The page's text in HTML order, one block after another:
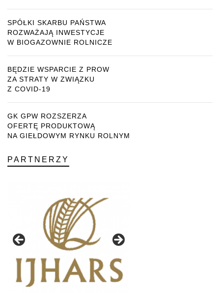
SPÓŁKI SKARBU PAŃSTWA
ROZWAŻAJĄ INWESTYCJE
W BIOGAZOWNIE ROLNICZE
BĘDZIE WSPARCIE Z PROW
ZA STRATY W ZWIĄZKU
Z COVID-19
GK GPW ROZSZERZA
OFERTĘ PRODUKTOWĄ
NA GIEŁDOWYM RYNKU ROLNYM
PARTNERZY